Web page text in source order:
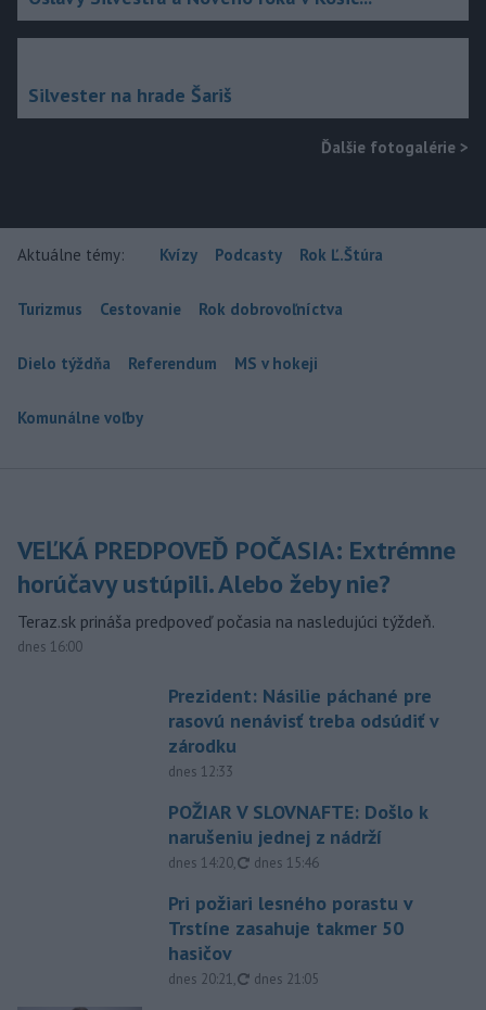
Silvester na hrade Šariš
Ďalšie fotogalérie >
Aktuálne témy: Kvízy Podcasty Rok Ľ.Štúra
Turizmus Cestovanie Rok dobrovoľníctva
Dielo týždňa Referendum MS v hokeji
Komunálne voľby
VEĽKÁ PREDPOVEĎ POČASIA: Extrémne
horúčavy ustúpili. Alebo žeby nie?
Teraz.sk prináša predpoveď počasia na nasledujúci týždeň.
dnes 16:00
Prezident: Násilie páchané pre
rasovú nenávisť treba odsúdiť v
zárodku
dnes 12:33
POŽIAR V SLOVNAFTE: Došlo k
narušeniu jednej z nádrží
dnes 14:20, aktualizované
dnes 15:46
Pri požiari lesného porastu v
Trstíne zasahuje takmer 50
hasičov
dnes 20:21, aktualizované
dnes 21:05